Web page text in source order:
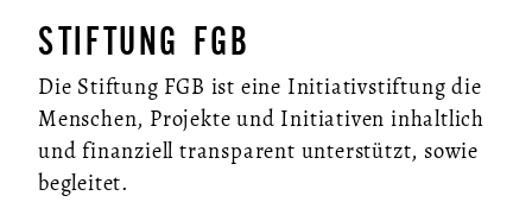
STIFTUNG FGB
Die Stiftung FGB ist eine Initiativstiftung die
Menschen, Projekte und Initiativen inhaltlich
und finanziell transparent unterstützt, sowie
begleitet.